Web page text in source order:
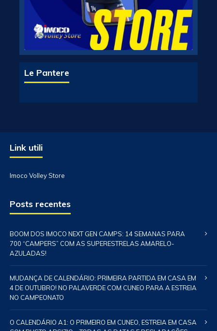
Le Pantere
Link utili
Imoco Volley Store
Posts recentes
BOOM DOS IMOCO NEXT GEN CAMPS: 14 SEMANAS PARA
700 “CAMPERS” COM AS SUPERESTRELAS AMARELO-
AZULADAS!
MUDANÇA DE CALENDÁRIO: PRIMEIRA PARTIDA EM CASA EM
4 DE OUTUBRO! NO PALAVERDE COM CUNEO PARA A ESTREIA
NO CAMPEONATO
O CALENDÁRIO A1: O PRIMEIRO EM CUNEO, ESTREIA EM CASA